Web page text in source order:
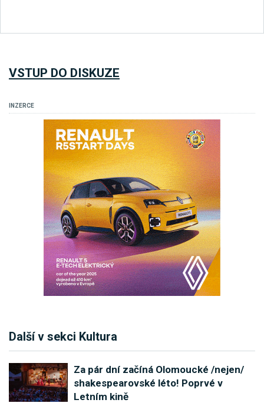
VSTUP DO DISKUZE
INZERCE
Další v sekci Kultura
Za pár dní začíná Olomoucké /nejen/
shakespearovské léto! Poprvé v
Letním kině